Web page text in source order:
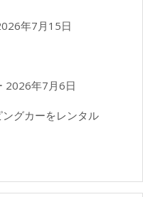
年7月15日
2026年7月6日
グカーをレンタル